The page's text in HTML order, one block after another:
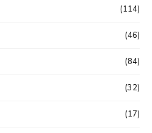
(114)
(46)
(84)
(32)
(17)